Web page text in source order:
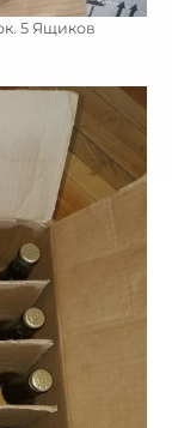
5 Ящиков